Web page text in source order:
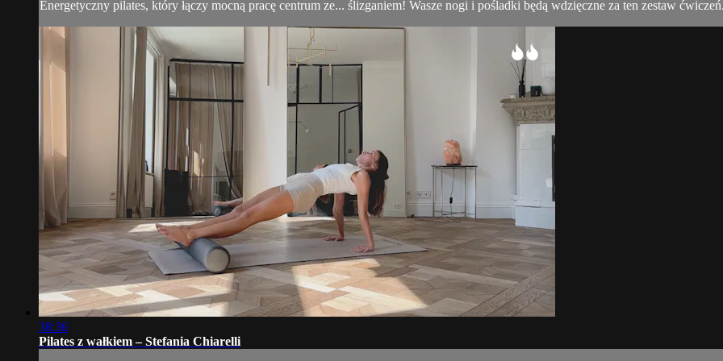
Energetyczny pilates, który łączy mocną pracę centrum ze... ślizganiem! Wasze nogi i pośladki będą wdzięczne za ten zestaw
38:36
Pilates z wałkiem – Stefania Chiarelli